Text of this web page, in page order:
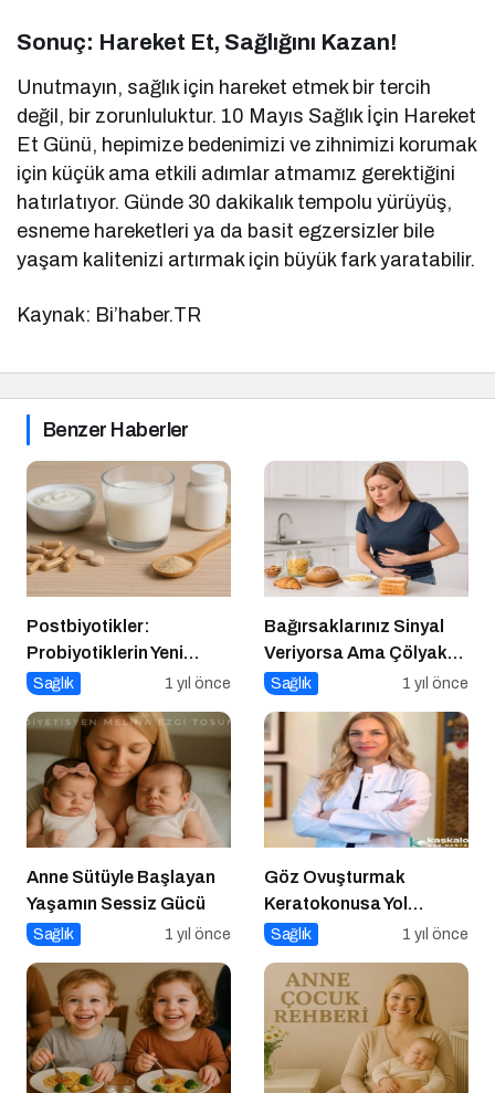
Sonuç: Hareket Et, Sağlığını Kazan!
Unutmayın, sağlık için hareket etmek bir tercih
değil, bir zorunluluktur. 10 Mayıs Sağlık İçin Hareket
Et Günü, hepimize bedenimizi ve zihnimizi korumak
için küçük ama etkili adımlar atmamız gerektiğini
hatırlatıyor. Günde 30 dakikalık tempolu yürüyüş,
esneme hareketleri ya da basit egzersizler bile
yaşam kalitenizi artırmak için büyük fark yaratabilir.
Kaynak: Bi’haber.TR
Benzer Haberler
Postbiyotikler:
Probiyotiklerin Yeni
Jenerasyonu mu?
Sağlık 1 yıl önce
Bağırsaklarınız Sinyal
Veriyorsa Ama Çölyak
Değilseniz
Sağlık 1 yıl önce
Anne Sütüyle Başlayan
Yaşamın Sessiz Gücü
Sağlık 1 yıl önce
Göz Ovuşturmak
Keratokonusa Yol
Açabilir
Sağlık 1 yıl önce